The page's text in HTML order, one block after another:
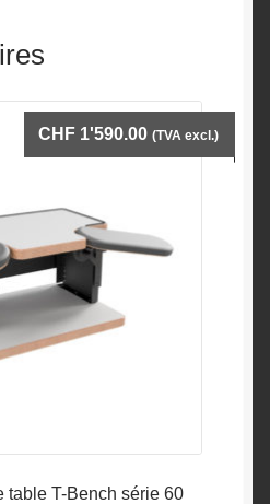
table T-Bench série 60
CHF 1'590.00 (TVA excl.)